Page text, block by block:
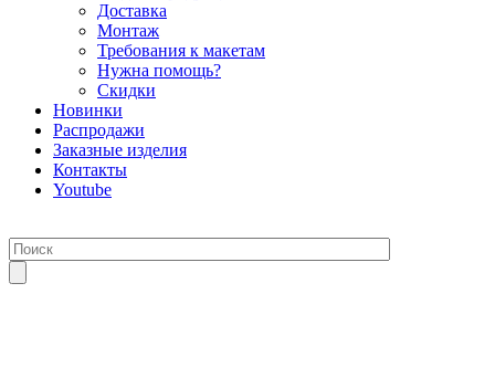
Доставка
Монтаж
Требования к макетам
Нужна помощь?
Скидки
Новинки
Распродажи
Заказные изделия
Контакты
Youtube